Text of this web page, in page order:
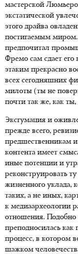
мастерской
экстатической
этого драйва
постигаемым
предпочитал
Фремо сам сдает его
этаким прекрасно
всех сегодняшних
милоты (ты не
почти так же, как ты,
Эксгумация и
прежде всего,
предшественникам
контента имеет
иные потенции и
реконструировать
жизненного уклада,
таких, а не иных,
к медиаархеологии
отношения. Подобно
преподносилась
процесс, в котором
шажком